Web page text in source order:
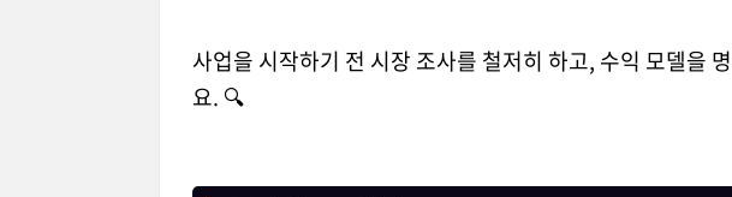
사업을 시작하기 전 시장 조사를 철저히 하고, 수익 모델을
요. 🔍